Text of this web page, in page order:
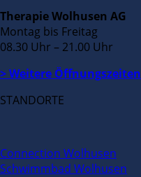
Therapie Wolhusen AG
Montag bis Freitag
08.30 Uhr – 21.00 Uhr
> Weitere Öffnungszeiten
STANDORTE
Connection Wolhusen
Schwimmbad Wolhusen